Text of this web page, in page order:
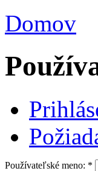
Domov
Používateľské meno: *